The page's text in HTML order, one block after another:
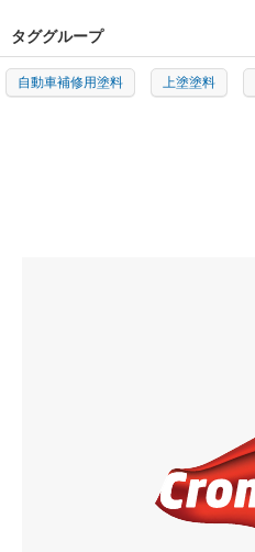
タググループ
自動車補修用塗料 上塗塗料